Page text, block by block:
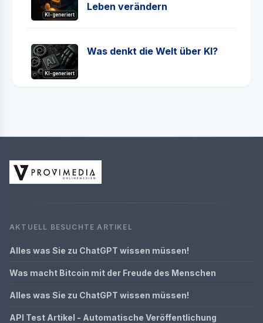
KI-generiert
Leben verändern
KI-generiert
Was denkt die Welt über KI?
AKTUELL BESUCHTE ARTIKEL
Alles was Sie zu ChatGPT wissen müssen!
Was macht Bitcoin mit der Freude des Menschen
Alles was Sie zu ChatGPT wissen müssen!
API Test Artikel - Automatische Veröffentlichung